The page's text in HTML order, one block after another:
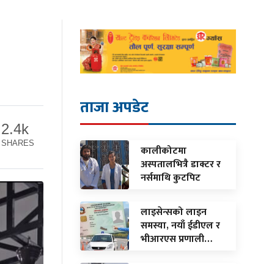
2.4k
SHARES
ताजा अपडेट
कालीकोटमा
अस्पतालभित्रै डाक्टर र
नर्समाथि कुटपिट
लाइसेन्सको लाइन
समस्या, नयाँ ईडीएल र
भीआरएस प्रणाली…